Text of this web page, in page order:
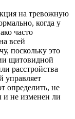
на тревожную
когда у
часто
всей
поскольку это
щитовидной
расстройства
управляет
определить, не
не изменен ли